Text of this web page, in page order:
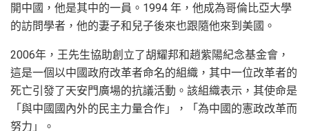
開中國，他是其中的一員。1994 年，他成為哥倫比亞大學
的訪問學者，他的妻子和兒子後來也跟隨他來到美國。
2006年，王先生協助創立了胡耀邦和趙紫陽紀念基金會，
這是一個以中國政府改革者命名的組織，其中一位改革者的
死亡引發了天安門廣場的抗議活動。該組織表示，其使命是
「與中國國內外的民主力量合作」，「為中國的憲政改革而
努力」。